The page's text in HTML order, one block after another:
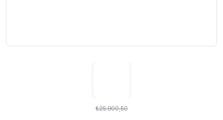
₺25.900,50